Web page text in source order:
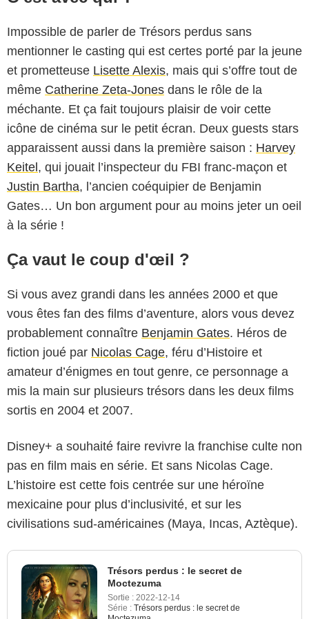
Impossible de parler de Trésors perdus sans
mentionner le casting qui est certes porté par la jeune
et prometteuse Lisette Alexis, mais qui s’offre tout de
même Catherine Zeta-Jones dans le rôle de la
méchante. Et ça fait toujours plaisir de voir cette
icône de cinéma sur le petit écran. Deux guests stars
apparaissent aussi dans la première saison : Harvey
Keitel, qui jouait l’inspecteur du FBI franc-maçon et
Justin Bartha, l’ancien coéquipier de Benjamin
Gates… Un bon argument pour au moins jeter un oeil
à la série !
Ça vaut le coup d'œil ?
Si vous avez grandi dans les années 2000 et que
vous êtes fan des films d’aventure, alors vous devez
probablement connaître Benjamin Gates. Héros de
fiction joué par Nicolas Cage, féru d’Histoire et
amateur d’énigmes en tout genre, ce personnage a
mis la main sur plusieurs trésors dans les deux films
sortis en 2004 et 2007.
Disney+ a souhaité faire revivre la franchise culte non
pas en film mais en série. Et sans Nicolas Cage.
L’histoire est cette fois centrée sur une héroïne
mexicaine pour plus d’inclusivité, et sur les
civilisations sud-américaines (Maya, Incas, Aztèque).
Trésors perdus : le secret de
Moctezuma
Sortie : 2022-12-14
Série : Trésors perdus : le secret de